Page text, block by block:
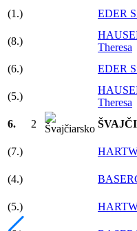
(1.)
EDER
(8.)
Theresa
(6.) EDER
(5.)
Theresa
6. 2
(7.)
(4.)
(5.)